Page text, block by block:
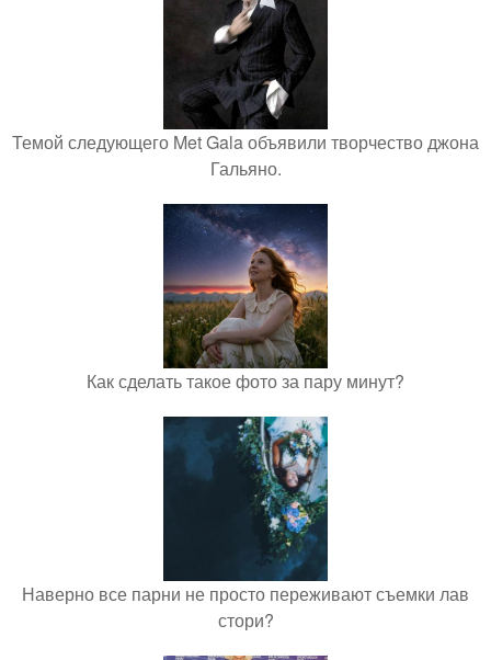
Темой следующего Met Gala объявили творчество джона
Гальяно.
Как сделать такое фото за пару минут?
Наверно все парни не просто переживают съемки лав
стори?